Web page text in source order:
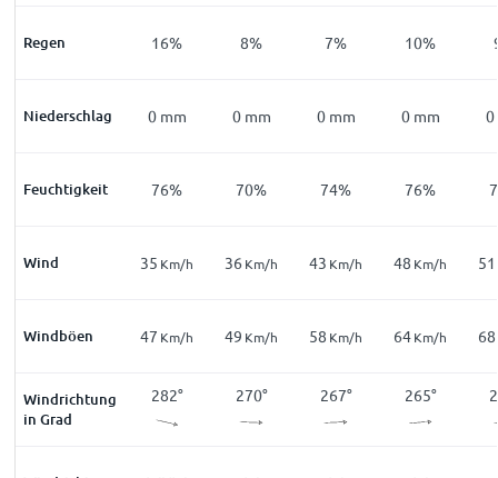
Regen 16% 8% 7% 10%
Niederschlag
0mm 0 mm 0 mm 0 mm 0 mm 0
Feuchtigkeit
82% 76% 70% 74% 76%
Wind
h 41 35 Km/h 36 Km/h 43 Km/h 48 Km/h 51
Windböen
h 58Km/h 47 Km/h 49 Km/h 58 Km/h 64Km/h 68
Windrichtung
in Grad
279° 282° 270° 267° 265°